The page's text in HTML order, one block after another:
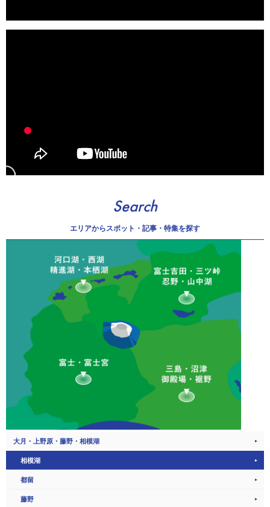
Search
エリアからスポット・記事・特集を探す
大月・上野原・藤野・相模湖
相模湖
都留
藤野